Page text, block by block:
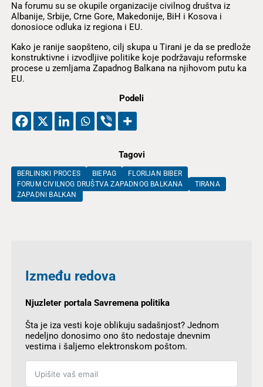
Na forumu su se okupile organizacije civilnog društva iz
Albanije, Srbije, Crne Gore, Makedonije, BiH i Kosova i
donosioce odluka iz regiona i EU.
Kako je ranije saopšteno, cilj skupa u Tirani je da se predlože
konstruktivne i izvodljive politike koje podržavaju reformske
procese u zemljama Zapadnog Balkana na njihovom putu ka
EU.
Podeli
Tagovi
BERLINSKI PROCES BIEPAG
FLORIJAN BIBER
FORUM CIVILNOG DRUŠTVA ZAPADNOG BALKANA
TIRANA
ZAPADNI BALKAN
Između redova
Njuzleter portala Savremena politika
Šta je iza vesti koje oblikuju sadašnjost? Jednom
nedeljno donosimo ono što nedostaje dnevnim
vestima i šaljemo elektronskom poštom.